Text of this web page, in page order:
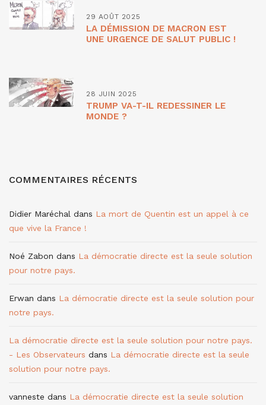
29 AOÛT 2025
LA DÉMISSION DE MACRON EST
UNE URGENCE DE SALUT PUBLIC !
28 JUIN 2025
TRUMP VA-T-IL REDESSINER LE
MONDE ?
COMMENTAIRES RÉCENTS
Didier Maréchal dans La mort de Quentin est un appel à ce
que vive la France !
Noé Zabon dans La démocratie directe est la seule solution
pour notre pays.
Erwan dans La démocratie directe est la seule solution pour
notre pays.
La démocratie directe est la seule solution pour notre pays.
- Les Observateurs dans La démocratie directe est la seule
solution pour notre pays.
vanneste dans La démocratie directe est la seule solution